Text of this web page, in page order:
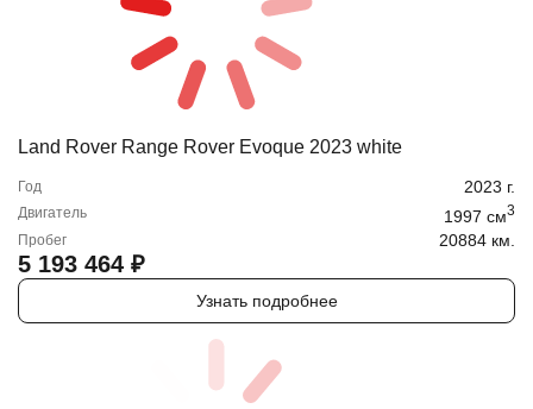
Land Rover Range Rover Evoque 2023 white
Год 2023 г.
Двигатель 1997 cм3
Пробег 20884 км.
5 193 464 ₽
Узнать подробнее